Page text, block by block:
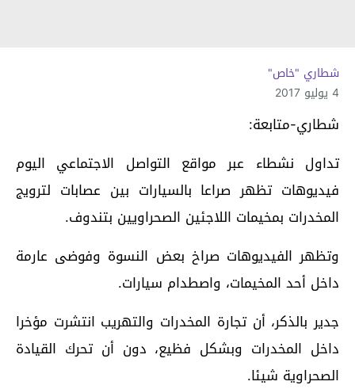
شطاري "خاص"
4 يوليو 2017
شطاري-متابعة:
تداول نشطاء عبر مواقع التواصل الاجتماعي اليوم
فيديوهات تظهر صراعا بالسيارات بين عصابات لترويج
المخدرات بمخيمات اللاجئين الصحراويين بتندوف.
وتظهر الفيديوهات صراخ بعض النسوة وفوضى عارمة
داخل أحد المخيمات، واصطدام سيارات.
جدير بالذكر، أن تجارة المخدرات والتهريب انتشرت مؤخرا
داخل المخدرات وبشكل فظيع، دون أن تحرك القيادة
الصحراوية شيئا.